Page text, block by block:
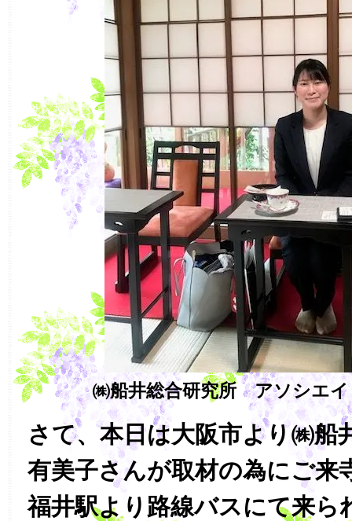
㈱船井総合研究所 アソシエ
さて、本日は大阪市より㈱船
有美子さんが取材の為にご来
福井駅より路線バスにて来ら